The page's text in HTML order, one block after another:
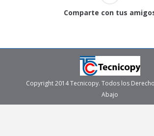
Comparte con tus
Copyright 2014 Tecnicopy. Todos los
Abajo